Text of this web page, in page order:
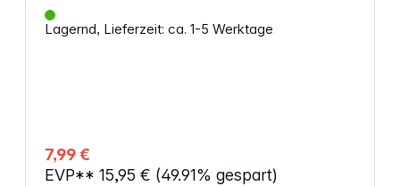
Lagernd, Lieferzeit: ca. 1-5 Werktage
7,99 €
EVP** 15,95 € (49.91% gespart)